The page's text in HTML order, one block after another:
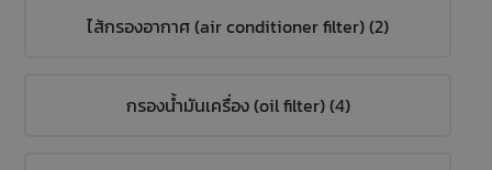
ไส้กรองอากาศ (air conditioner filter) (2)
กรองน้ำมันเครื่อง (oil filter) (4)